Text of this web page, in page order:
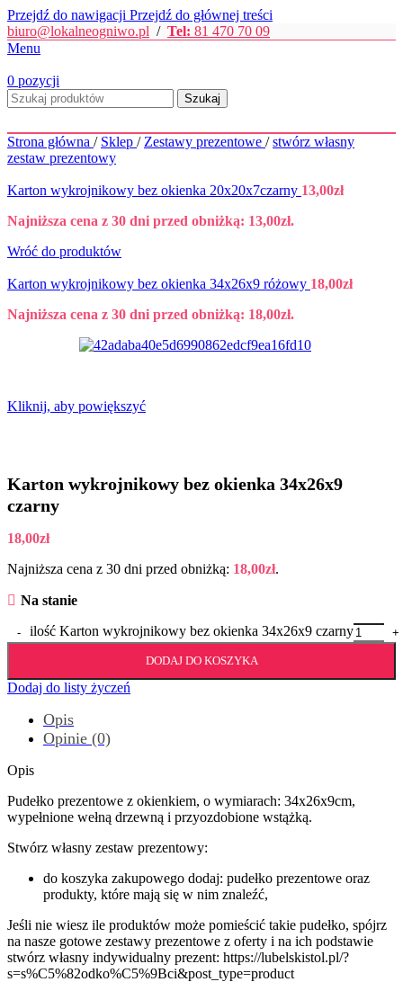
Przejdź do nawigacji Przejdź do głównej treści
biuro@lokalneogniwo.pl / Tel: 81 470 70 09
Menu
0 pozycji
Szukaj
Strona główna / Sklep / Zestawy prezentowe / stwórz własny
zestaw prezentowy
Karton wykrojnikowy bez okienka 20x20x7czarny 13,00zł
Najniższa cena z 30 dni przed obniżką: 13,00zł.
Wróć do produktów
Karton wykrojnikowy bez okienka 34x26x9 różowy 18,00zł
Najniższa cena z 30 dni przed obniżką: 18,00zł.
Kliknij, aby powiększyć
Karton wykrojnikowy bez okienka 34x26x9
czarny
18,00zł
Najniższa cena z 30 dni przed obniżką: 18,00zł.
Na stanie
ilość Karton wykrojnikowy bez okienka 34x26x9 czarny
DODAJ DO KOSZYKA
Dodaj do listy życzeń
Opis
Opinie (0)
Opis
Pudełko prezentowe z okienkiem, o wymiarach: 34x26x9cm,
wypełnione wełną drzewną i przyozdobione wstążką.
Stwórz własny zestaw prezentowy:
do koszyka zakupowego dodaj: pudełko prezentowe oraz
produkty, które mają się w nim znaleźć,
Jeśli nie wiesz ile produktów może pomieścić takie pudełko, spójrz
na nasze gotowe zestawy prezentowe z oferty i na ich podstawie
stwórz własny indywidualny prezent: https://lubelskistol.pl/?
s=s%C5%82odko%C5%9Bci&post_type=product